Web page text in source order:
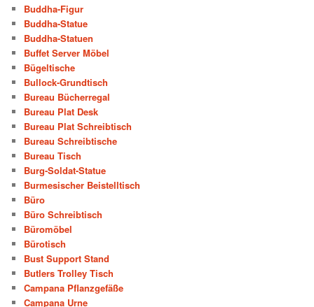
Buddha-Figur
Buddha-Statue
Buddha-Statuen
Buffet Server Möbel
Bügeltische
Bullock-Grundtisch
Bureau Bücherregal
Bureau Plat Desk
Bureau Plat Schreibtisch
Bureau Schreibtische
Bureau Tisch
Burg-Soldat-Statue
Burmesischer Beistelltisch
Büro
Büro Schreibtisch
Büromöbel
Bürotisch
Bust Support Stand
Butlers Trolley Tisch
Campana Pflanzgefäße
Campana Urne